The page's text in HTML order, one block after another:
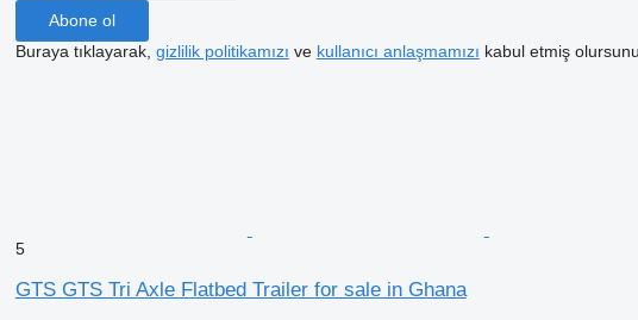
Abone ol
Buraya tıklayarak, gizlilik politikamızı ve kullanıcı anlaşmamızı kabul etmiş
5
GTS GTS Tri Axle Flatbed Trailer for sale in Ghana